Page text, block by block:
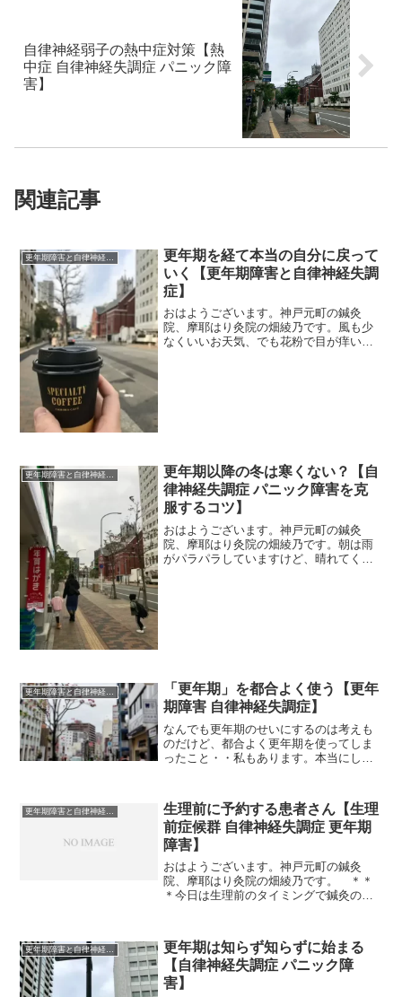
自律神経弱子の熱中症対策【熱
中症 自律神経失調症 パニック障
害】
関連記事
更年期を経て本当の自分に戻って
いく【更年期障害と自律神経失調
症】
おはようございます。神戸元町の鍼灸
院、摩耶はり灸院の畑綾乃です。風も少
なくいいお天気、でも花粉で目が痒いで
更年期以降の冬は寒くない？【自
律神経失調症 パニック障害を克
服するコツ】
おはようございます。神戸元町の鍼灸
院、摩耶はり灸院の畑綾乃です。朝は雨
がパラパラしていますけど、晴れてくる
「更年期」を都合よく使う【更年
期障害 自律神経失調症】
なんでも更年期のせいにするのは考えも
のだけど、都合よく更年期を使ってしま
ったこと・・私もあります。本当にしん
更年期障害と自律神経失調症
生理前に予約する患者さん【生理
前症候群 自律神経失調症 更年期
障害】
おはようございます。神戸元町の鍼灸
院、摩耶はり灸院の畑綾乃です。 ＊＊
＊今日は生理前のタイミングで鍼灸のご
女性ホルモンのアップダウンがあるとい
うことですね。血中の２つの...
更年期は知らず知らずに始まる
【自律神経失調症 パニック障
害】